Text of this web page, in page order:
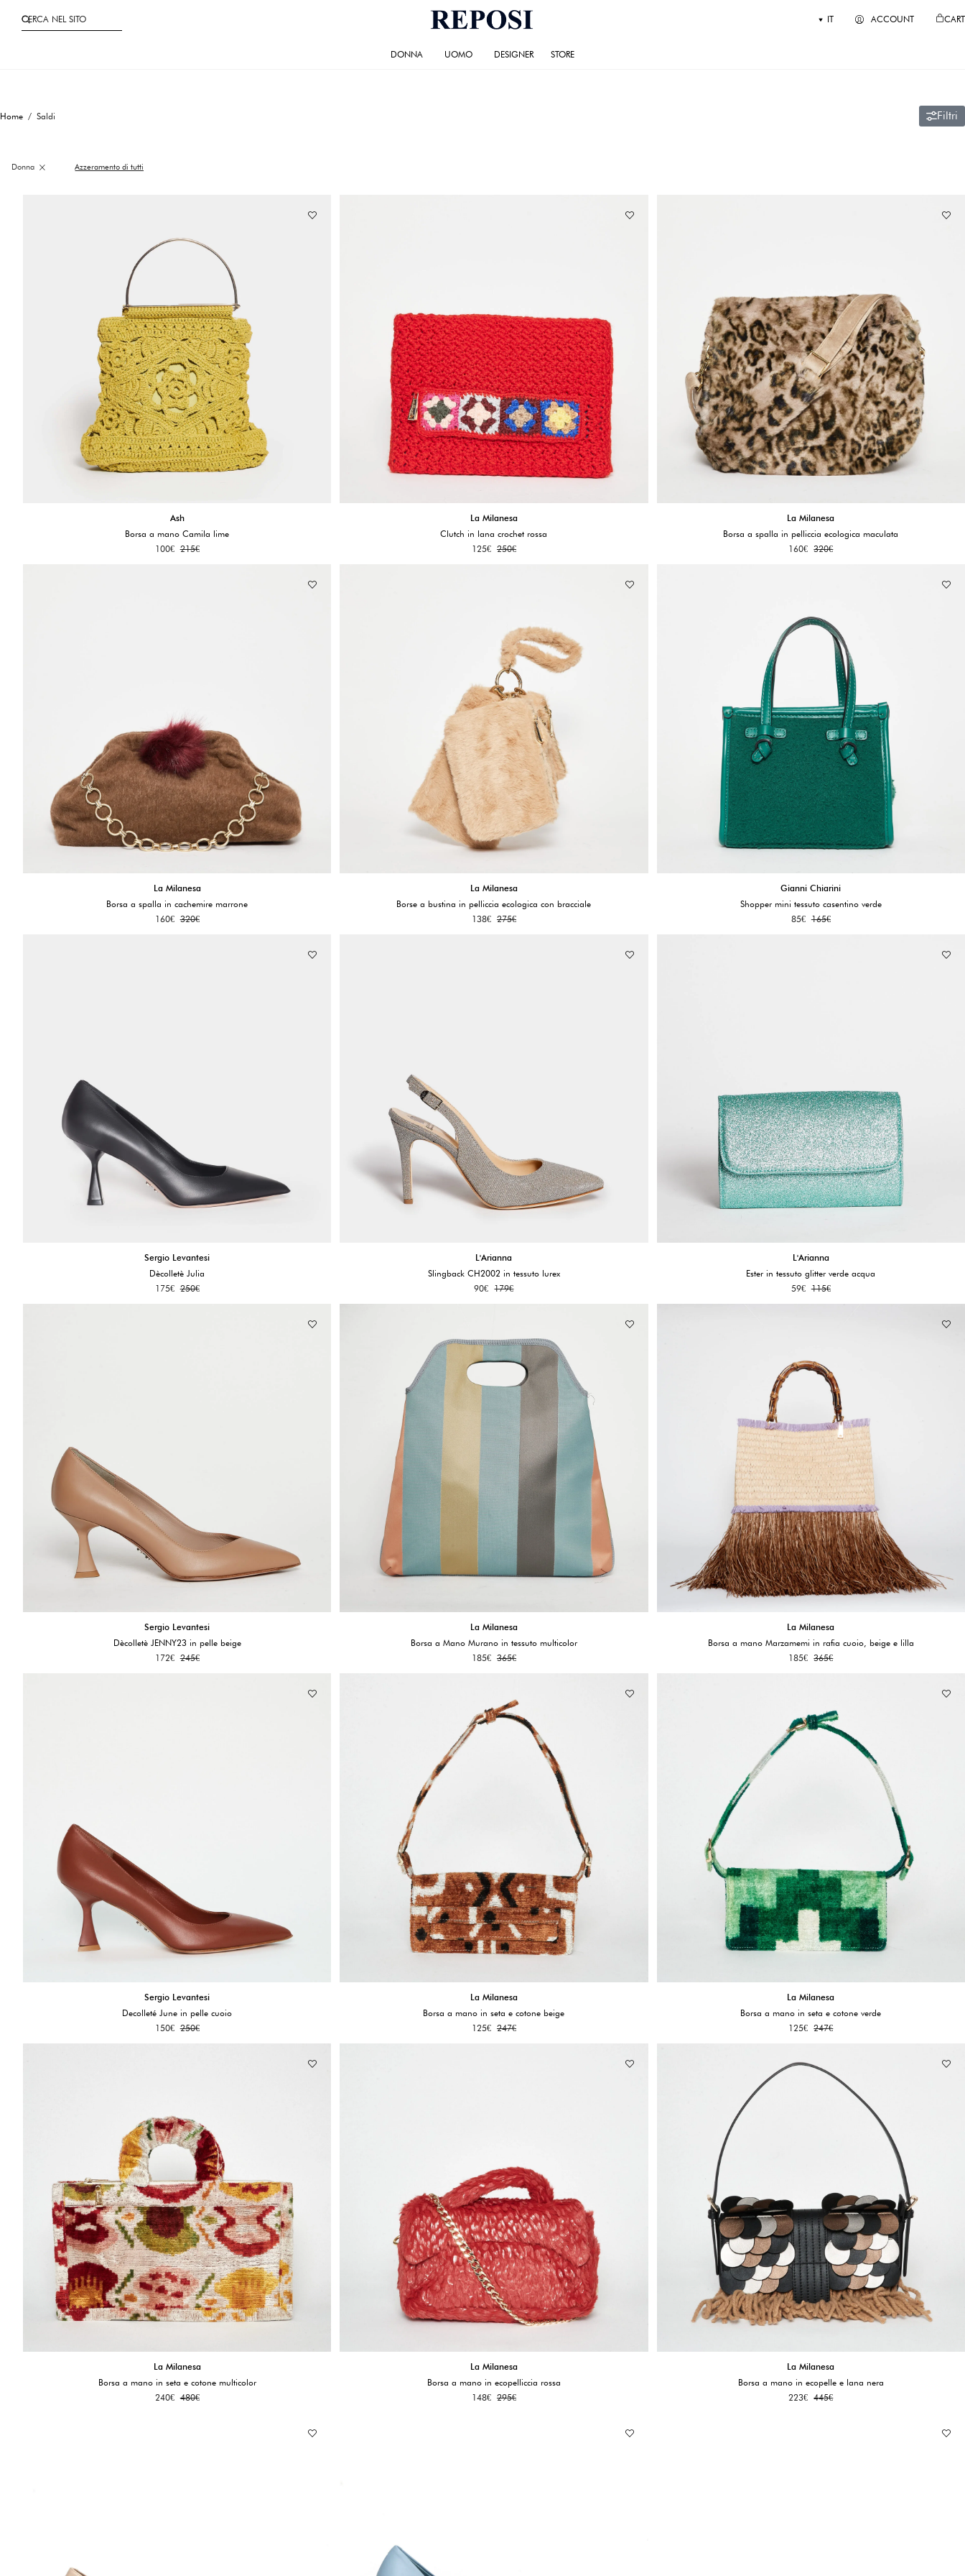
CERCA NEL SITO IT ACCOUNT CART
DONNA UOMO DESIGNER STORE
Home / Saldi Filtri
Azzeramento di tutti
Donna ×
Ash
Borsa a mano Camila lime
215€
100€
La Milanesa
Clutch in lana crochet rossa
250€
125€
La Milanesa
Borsa a spalla in pelliccia ecologica maculata
320€
160€
La Milanesa
Borsa a spalla in cachemire marrone
320€
160€
La Milanesa
Borse a bustina in pelliccia ecologica con bracciale
275€
138€
Gianni Chiarini
Shopper mini tessuto casentino verde
165€
85€
Sergio Levantesi
Dècolletè Julia
250€
175€
L'Arianna
Slingback CH2002 in tessuto lurex
179€
90€
L'Arianna
Ester in tessuto glitter verde acqua
115€
59€
Sergio Levantesi
Dècolletè JENNY23 in pelle beige
245€
172€
La Milanesa
Borsa a Mano Murano in tessuto multicolor
365€
185€
La Milanesa
Borsa a mano Marzamemi in rafia cuoio, beige e lilla
365€
185€
Sergio Levantesi
Decolleté June in pelle cuoio
250€
150€
La Milanesa
Borsa a mano in seta e cotone beige
247€
125€
La Milanesa
Borsa a mano in seta e cotone verde
247€
125€
La Milanesa
Borsa a mano in seta e cotone multicolor
480€
240€
La Milanesa
Borsa a mano in ecopelliccia rossa
295€
148€
La Milanesa
Borsa a mano in ecopelle e lana nera
445€
223€